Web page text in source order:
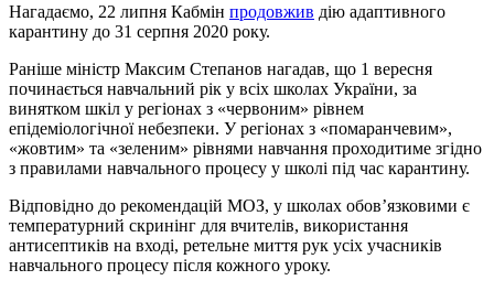
Нагадаємо, 22 липня Кабмін продовжив дію адаптивного
карантину до 31 серпня 2020 року.
Раніше міністр Максим Степанов нагадав, що 1 вересня
починається навчальний рік у всіх школах України, за
винятком шкіл у регіонах з «червоним» рівнем
епідеміологічної небезпеки. У регіонах з «помаранчевим»,
«жовтим» та «зеленим» рівнями навчання проходитиме згідно
з правилами навчального процесу у школі під час карантину.
Відповідно до рекомендацій МОЗ, у школах обов’язковими є
температурний скринінг для вчителів, використання
антисептиків на вході, ретельне миття рук усіх учасників
навчального процесу після кожного уроку.